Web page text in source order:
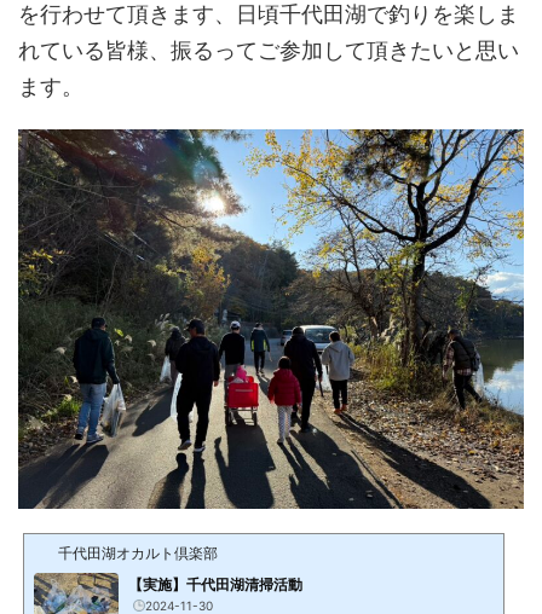
を行わせて頂きます、日頃千代田湖で釣りを楽しま
れている皆様、振るってご参加して頂きたいと思い
ます。
千代田湖オカルト倶楽部
【実施】千代田湖清掃活動
2024-11-30